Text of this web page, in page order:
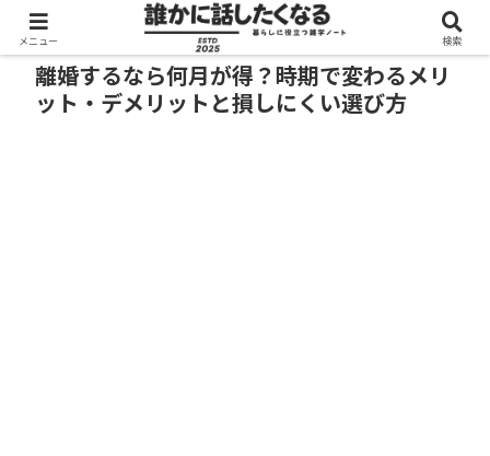
離婚するなら何月が得？時期で変わるメリ
ット・デメリットと損しにくい選び方
メニュー 検索